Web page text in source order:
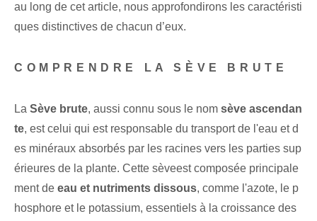
au long de cet article, nous approfondirons les caractéristi
ques distinctives de chacun d’eux.
COMPRENDRE LA SÈVE BRUTE
La Sève brute, aussi connu sous le nom sève ascendan
te, est celui qui est responsable du transport de l'eau⁤ et d
es minéraux absorbés par les racines ‌vers les ⁣parties sup
érieures de la plante. Cette ⁤sève⁣est composée⁤ principale
ment de eau et nutriments dissous, comme l'azote, le p
hosphore et le potassium, essentiels à la croissance des